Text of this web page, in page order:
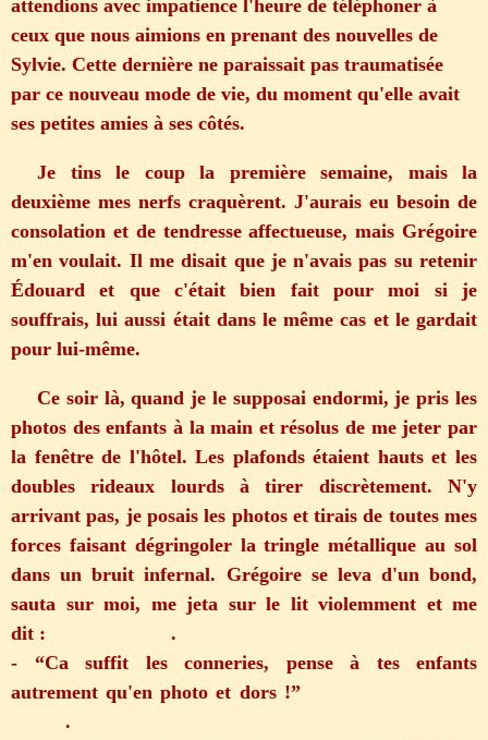
attendions avec impatience l'heure de téléphoner à
ceux que nous aimions en prenant des nouvelles de
Sylvie. Cette dernière ne paraissait pas traumatisée
par ce nouveau mode de vie, du moment qu'elle avait
ses petites amies à ses côtés.
Je tins le coup la première semaine, mais la
deuxième mes nerfs craquèrent. J'aurais eu besoin de
consolation et de tendresse affectueuse, mais Grégoire
m'en voulait. Il me disait que je n'avais pas su retenir
Édouard et que c'était bien fait pour moi si je
souffrais, lui aussi était dans le même cas et le gardait
pour lui-même.
Ce soir là, quand je le supposai endormi, je pris les
photos des enfants à la main et résolus de me jeter par
la fenêtre de l'hôtel. Les plafonds étaient hauts et les
doubles rideaux lourds à tirer discrètement. N'y
arrivant pas, je posais les photos et tirais de toutes mes
forces faisant dégringoler la tringle métallique au sol
dans un bruit infernal. Grégoire se leva d'un bond,
sauta sur moi, me jeta sur le lit violemment et me
dit : .
- “Ca suffit les conneries, pense à tes enfants
autrement qu'en photo et dors !”
.